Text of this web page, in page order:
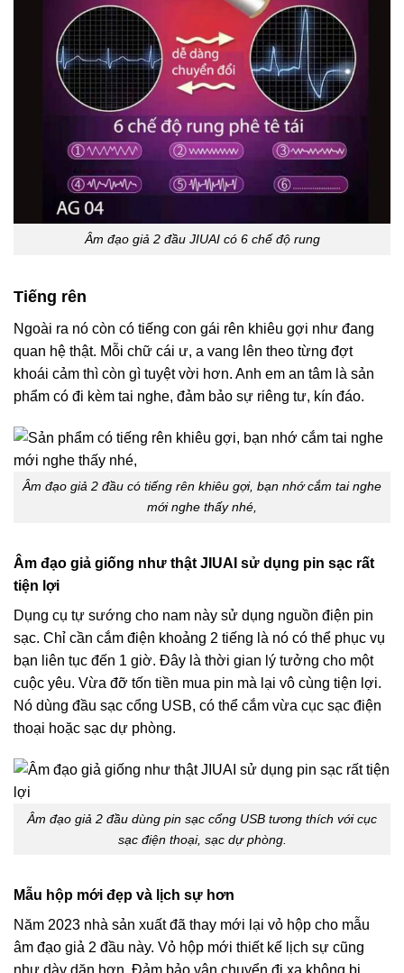
Âm đạo giả 2 đầuJIUAI có 6 chế độ rung
Tiếng rên
Ngoài ra nó còn có tiếng con gái rên khiêu gợi như đang
quan hệ thật. Mỗi chữ cái ư, a vang lên theo từng đợt
khoái cảm thì còn gì tuyệt vời hơn. Anh em an tâm là sản
phẩm có đi kèm tai nghe, đảm bảo sự riêng tư, kín đáo.
Âm đạo giả 2 đầu có tiếng rên khiêu gợi, bạn nhớ cắm tai nghe
mới nghe thấy nhé,
Âm đạo giả giống như thật JIUAI sử dụng pin sạc rất
tiện lợi
Dụng cụ tự sướng cho nam này sử dụng nguồn điện pin
sạc. Chỉ cần cắm điện khoảng 2 tiếng là nó có thể phục vụ
bạn liên tục đến 1 giờ. Đây là thời gian lý tưởng cho một
cuộc yêu. Vừa đỡ tốn tiền mua pin mà lại vô cùng tiện lợi.
Nó dùng đầu sạc cổng USB, có thể cắm vừa cục sạc điện
thoại hoặc sạc dự phòng.
Âm đạo giả 2 đầu dùng pin sạc cổng USB tương thích với cục
sạc điện thoại, sạc dự phòng.
Mẫu hộp mới đẹp và lịch sự hơn
Năm 2023 nhà sản xuất đã thay mới lại vỏ hộp cho mẫu
âm đạo giả 2 đầu này. Vỏ hộp mới thiết kế lịch sự cũng